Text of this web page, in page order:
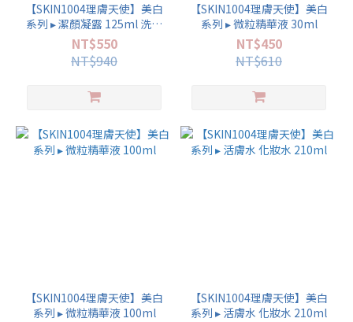
【SKIN1004理膚天使】美白
系列 ▸ 潔顏凝露 125ml 洗面
乳
NT$550
NT$940
【SKIN1004理膚天使】美白
系列 ▸ 微粒精華液 30ml
NT$450
NT$610
【SKIN1004理膚天使】美白
系列 ▸ 微粒精華液 100ml
【SKIN1004理膚天使】美白
系列 ▸ 活膚水 化妝水 210ml